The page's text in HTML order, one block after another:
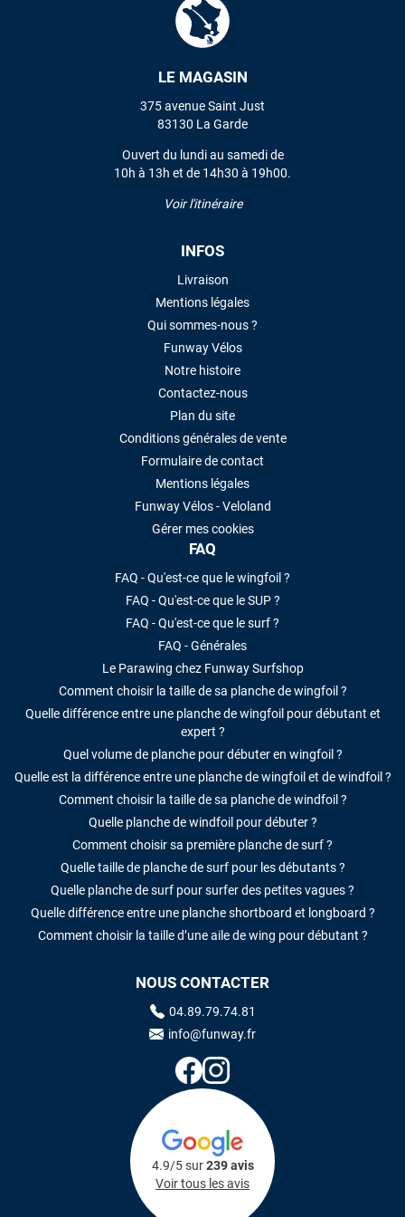
LE MAGASIN
375 avenue Saint Just
83130 La Garde
Ouvert du lundi au samedi de
10h à 13h et de 14h30 à 19h00.
Voir l'itinéraire
INFOS
Livraison
Mentions légales
Qui sommes-nous ?
Funway Vélos
Notre histoire
Contactez-nous
Plan du site
Conditions générales de vente
Formulaire de contact
Mentions légales
Funway Vélos - Veloland
Gérer mes cookies
FAQ
FAQ - Qu'est-ce que le wingfoil ?
FAQ - Qu'est-ce que le SUP ?
FAQ - Qu'est-ce que le surf ?
FAQ - Générales
Le Parawing chez Funway Surfshop
Comment choisir la taille de sa planche de wingfoil ?
Quelle différence entre une planche de wingfoil pour débutant et
expert ?
Quel volume de planche pour débuter en wingfoil ?
Quelle est la différence entre une planche de wingfoil et de windfoil ?
Comment choisir la taille de sa planche de windfoil ?
Quelle planche de windfoil pour débuter ?
Comment choisir sa première planche de surf ?
Quelle taille de planche de surf pour les débutants ?
Quelle planche de surf pour surfer des petites vagues ?
Quelle différence entre une planche shortboard et longboard ?
Comment choisir la taille d’une aile de wing pour débutant ?
NOUS CONTACTER
04.89.79.74.81
info@funway.fr
4.9/5 sur239 avis
Voir tous les avis
LAISSER UN AVIS